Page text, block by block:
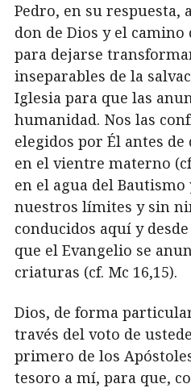
Pedro, en su respuesta,
don de Dios y el
para dejarse
inseparables de la
Iglesia para que las
humanidad. Nos las
elegidos por Él antes
en el vientre materno
en el agua del Bautismo
nuestros límites y sin
conducidos aquí y
que el Evangelio se
criaturas (cf. Mc 16,15).
Dios, de forma
través del voto de
primero de los
tesoro a mí, para que,